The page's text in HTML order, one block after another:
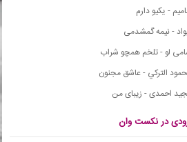
- یکیو دارم
- نیمه گمشدمی
لو - تلخم همچو شراب
التركي - عاشق مجنون
احمدی - زیبای من
در نکست وان